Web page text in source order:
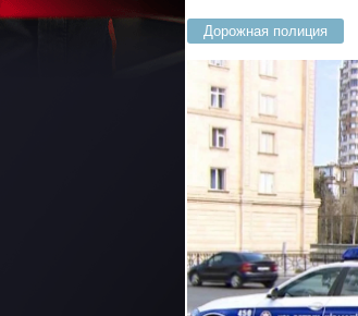
Дорожная полиция